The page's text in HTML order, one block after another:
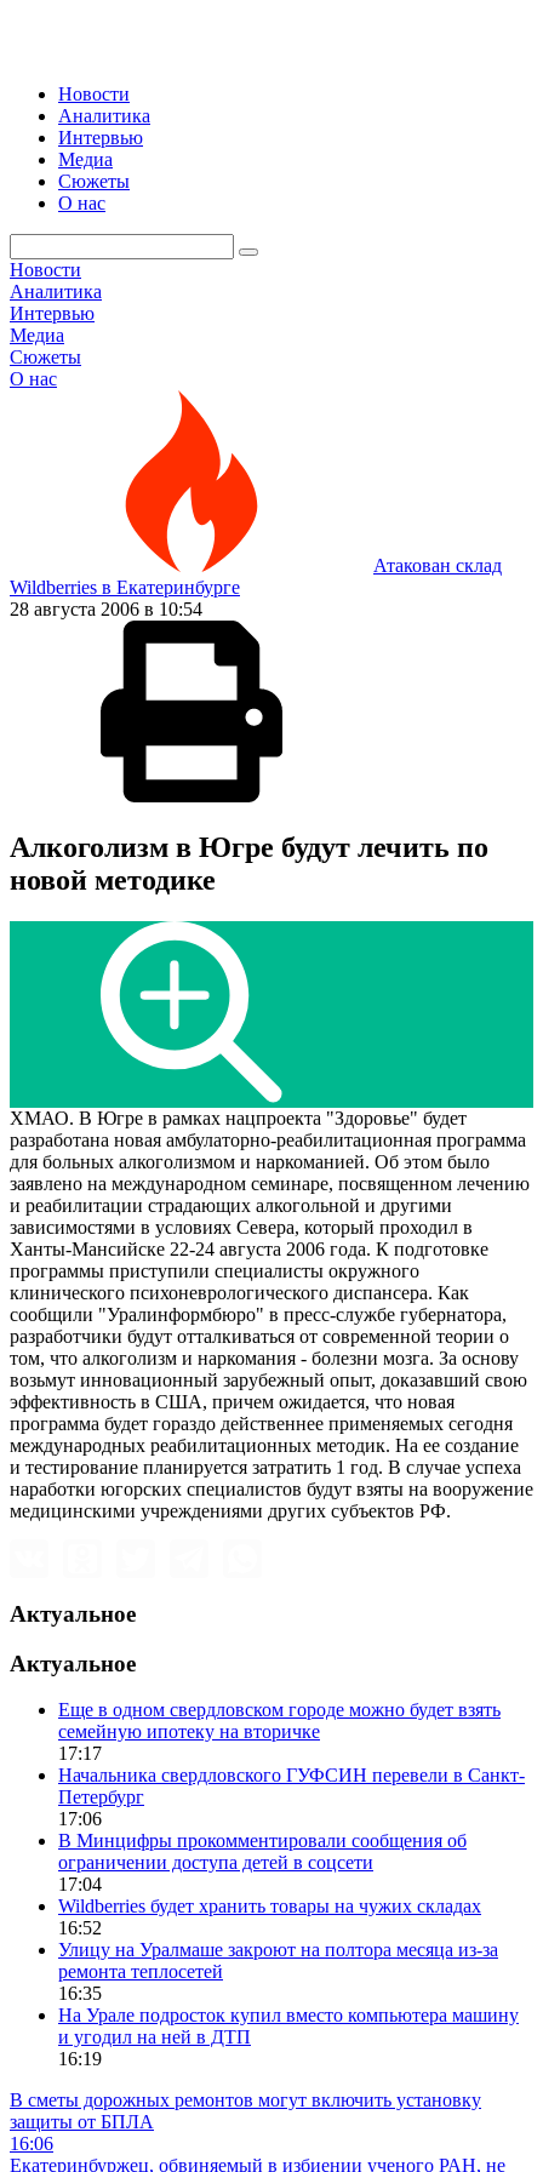
Новости
Аналитика
Интервью
Медиа
Сюжеты
О нас
Новости
Аналитика
Интервью
Медиа
Сюжеты
О нас
Атакован склад
Wildberries в Екатеринбурге
28 августа 2006 в 10:54
Алкоголизм в Югре будут лечить по
новой методике
ХМАО. В Югре в рамках нацпроекта "Здоровье" будет
разработана новая амбулаторно-реабилитационная программа
для больных алкоголизмом и наркоманией. Об этом было
заявлено на международном семинаре, посвященном лечению
и реабилитации страдающих алкогольной и другими
зависимостями в условиях Севера, который проходил в
Ханты-Мансийске 22-24 августа 2006 года. К подготовке
программы приступили специалисты окружного
клинического психоневрологического диспансера. Как
сообщили "Уралинформбюро" в пресс-службе губернатора,
разработчики будут отталкиваться от современной теории о
том, что алкоголизм и наркомания - болезни мозга. За основу
возьмут инновационный зарубежный опыт, доказавший свою
эффективность в США, причем ожидается, что новая
программа будет гораздо действеннее применяемых сегодня
международных реабилитационных методик. На ее создание
и тестирование планируется затратить 1 год. В случае успеха
наработки югорских специалистов будут взяты на вооружение
медицинскими учреждениями других субъектов РФ.
Актуальное
Актуальное
Еще в одном свердловском городе можно будет взять
семейную ипотеку на вторичке
17:17
Начальника свердловского ГУФСИН перевели в Санкт-
Петербург
17:06
В Минцифры прокомментировали сообщения об
ограничении доступа детей в соцсети
17:04
Wildberries будет хранить товары на чужих складах
16:52
Улицу на Уралмаше закроют на полтора месяца из-за
ремонта теплосетей
16:35
На Урале подросток купил вместо компьютера машину
и угодил на ней в ДТП
16:19
В сметы дорожных ремонтов могут включить установку
защиты от БПЛА
16:06
Екатеринбуржец, обвиняемый в избиении ученого РАН, не